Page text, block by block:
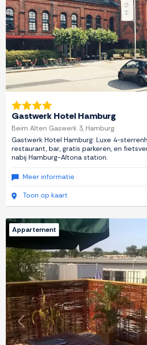
Gastwerk Hotel Hamburg
Beim Alten Gaswerk 3, Hamburg
Gastwerk Hotel Hamburg: Luxe 4-
restaurant, bar, gratis parkeren, en
nabij Hamburg-Altona station.
Meer informatie
Toon op kaart
Previous
Appartement